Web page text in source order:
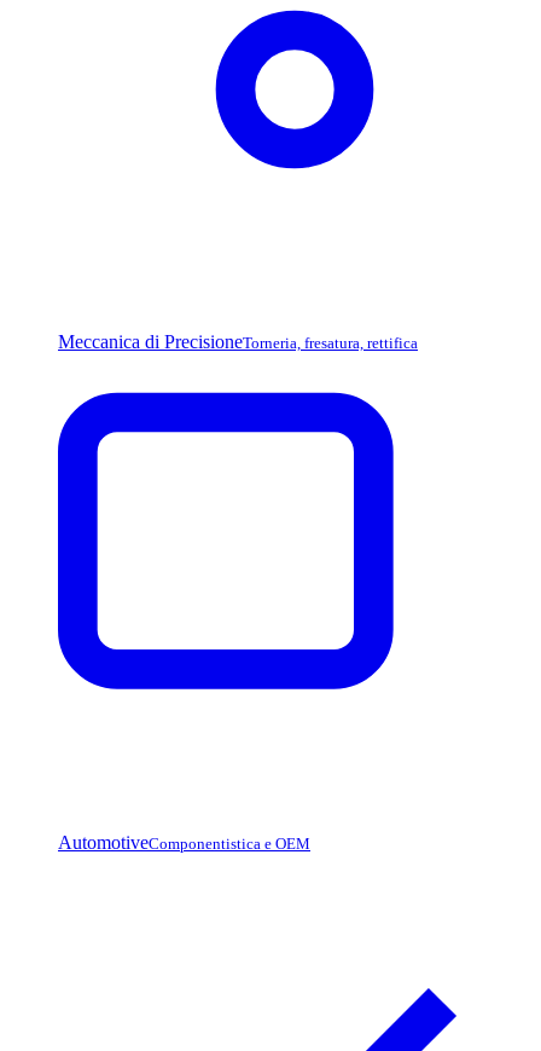
Meccanica di PrecisioneTorneria, fresatura, rettifica
AutomotiveComponentistica e OEM